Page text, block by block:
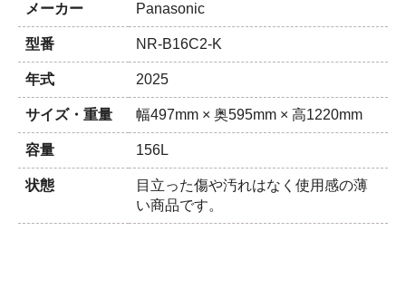
メーカー Panasonic
型番 NR-B16C2-K
年式 2025
サイズ・重量 幅497mm × 奥595mm × 高1220mm
容量 156L
状態
目立った傷や汚れはなく使用感の薄
い商品です。